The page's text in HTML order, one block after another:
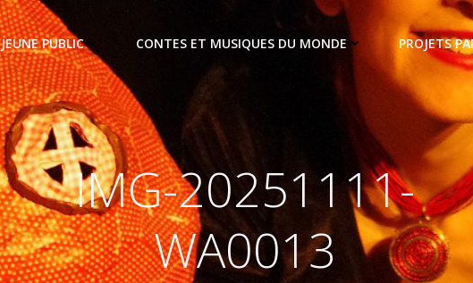
JEUNE PUBLIC CONTES ET MUSIQUES DU MONDE PROJETS
IMG-20251111-
WA0013